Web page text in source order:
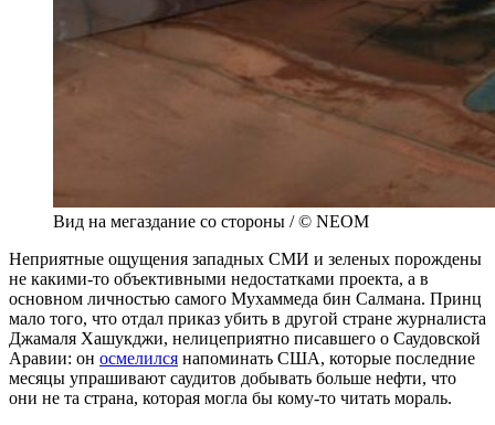
Вид на мегаздание со стороны / © NEOM
Неприятные ощущения западных СМИ и зеленых порождены
не какими-то объективными недостатками проекта, а в
основном личностью самого Мухаммеда бин Салмана. Принц
мало того, что отдал приказ убить в другой стране журналиста
Джамаля Хашукджи, нелицеприятно писавшего о Саудовской
Аравии: он осмелился напоминать США, которые последние
месяцы упрашивают саудитов добывать больше нефти, что
они не та страна, которая могла бы кому-то читать мораль.